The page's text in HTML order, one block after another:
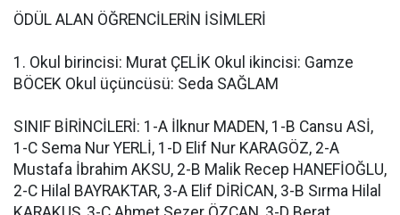
ÖDÜL ALAN ÖĞRENCİLERİN İSİMLERİ
1. Okul birincisi: Murat ÇELİK Okul ikincisi: Gamze
BÖCEK Okul üçüncüsü: Seda SAĞLAM
SINIF BİRİNCİLERİ: 1-A İlknur MADEN, 1-B Cansu ASİ,
1-C Sema Nur YERLİ, 1-D Elif Nur KARAGÖZ, 2-A
Mustafa İbrahim AKSU, 2-B Malik Recep HANEFİOĞLU,
2-C Hilal BAYRAKTAR, 3-A Elif DİRİCAN, 3-B Sırma Hilal